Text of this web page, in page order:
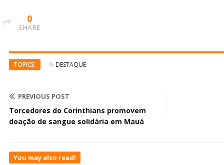
0
SHARE
TOPICS: DESTAQUE
PREVIOUS POST
Torcedores do Corinthians promovem
doação de sangue solidária em Mauá
You may also read!